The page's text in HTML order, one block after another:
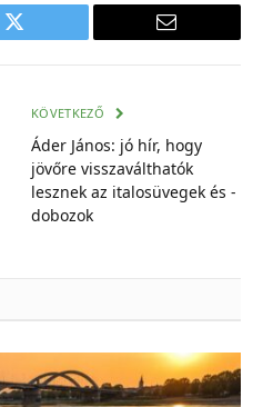
Twitter
E-
KÖVETKEZŐ
Áder János: jó hír, hogy
jövőre visszaválthatók
lesznek az italosüvegek és -
dobozok